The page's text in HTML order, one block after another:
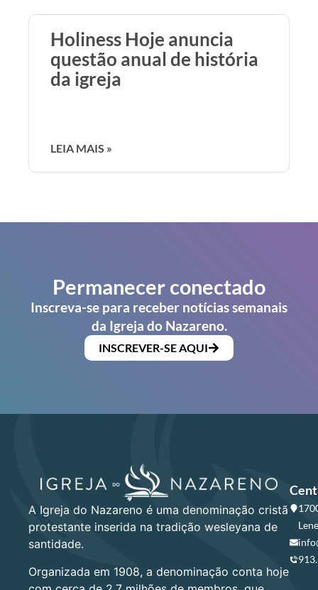
Holiness Hoje anuncia
questão anual de história
da igreja
LEIA MAIS »
Permanecer conectado
Inscreva-se para receber notícias semanais
da Igreja do Nazareno.
INSCREVER-SE AQUI
A Igreja do Nazareno é uma denominação cristã
protestante inserida na tradição wesleyana de
santidade.
Organizada em 1908, a denominação conta hoje